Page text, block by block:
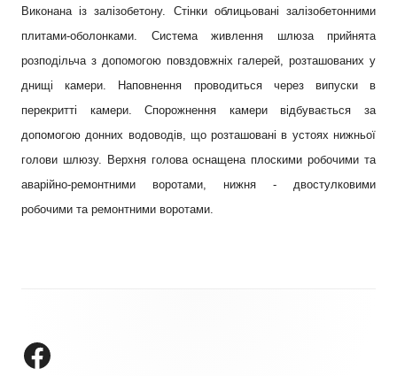
Виконана із залізобетону. Стінки облицьовані залізобетонними
плитами-оболонками. Система живлення шлюза прийнята
розподільча з допомогою повздовжніх галерей, розташованих у
днищі камери. Наповнення проводиться через випуски в
перекритті камери. Спорожнення камери відбувається за
допомогою донних водоводів, що розташовані в устоях нижньої
голови шлюзу.
Верхня голова оснащена плоскими робочими та
аварійно-ремонтними воротами, нижня - двостулковими
робочими та ремонтними воротами.
колонтитулу
ДП "УКРВОДШЛЯХ" на Facebook